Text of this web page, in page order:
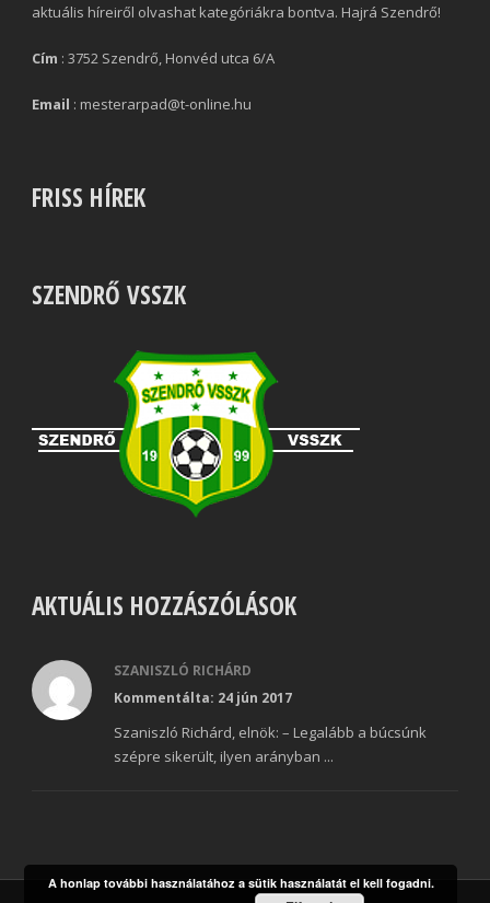
aktuális híreiről olvashat kategóriákra bontva. Hajrá Szendrő!
Cím : 3752 Szendrő, Honvéd utca 6/A
Email : mesterarpad@t-online.hu
FRISS HÍREK
SZENDRŐ VSSZK
AKTUÁLIS HOZZÁSZÓLÁSOK
SZANISZLÓ RICHÁRD
Kommentálta: 24 jún 2017
Szaniszló Richárd, elnök: – Legalább a búcsúnk
szépre sikerült, ilyen arányban ...
A honlap további használatához a sütik használatát el kell fogadni.